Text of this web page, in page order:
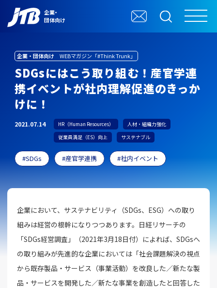
企業・
団体向け
企業・団体向け WEBマガジン「#Think Trunk」
SDGsにはこう取り組む！産官学連
携イベントが社内理解促進のきっか
けに！
2021.07.14 HR（Human Resources）
人材・組織力強化
従業員満足（ES）向上
サステナブル
SDGs 産官学連携 社内イベント
企業において、サステナビリティ（SDGs、ESG）への取り
組みは経営の根幹になりつつあります。日経リサーチの
「SDGs経営調査」（2021年3月18日付）によれば、SDGsへ
の取り組みが先進的な企業においては「社会課題解決の視点
から既存製品・サービス（事業活動）を改良した／新たな製
品・サービスを開発した／新たな事業を創造したと回答した